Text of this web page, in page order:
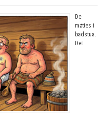
De
møttes i
badstua.
Det